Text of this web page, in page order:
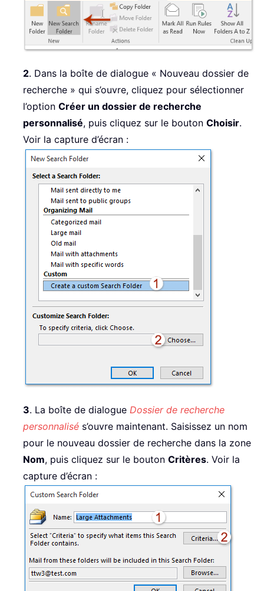
2. Dans la boîte de dialogue « Nouveau dossier de
recherche » qui s’ouvre, cliquez pour sélectionner
l’option Créer un dossier de recherche
personnalisé, puis cliquez sur le bouton Choisir.
Voir la capture d’écran :
3. La boîte de dialogue Dossier de recherche
personnalisé s’ouvre maintenant. Saisissez un nom
pour le nouveau dossier de recherche dans la zone
Nom, puis cliquez sur le bouton Critères. Voir la
capture d’écran :